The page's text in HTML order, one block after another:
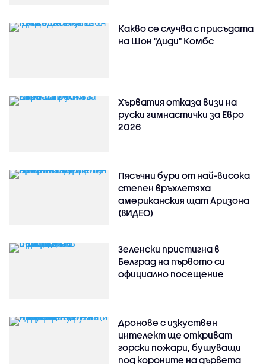
Какво се случва с присъдата
на Шон "Диди" Комбс
Хърватия отказа визи на
руски гимнастички за Евро
2026
Пясъчни бури от най-висока
степен връхлетяха
американския щат Аризона
(ВИДЕО)
Зеленски пристигна в
Белград на първото си
официално посещение
Дронове с изкуствен
интелект ще откриват
горски пожари, бушуващи
под короните на дървета